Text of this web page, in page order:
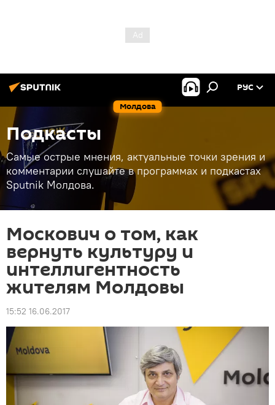
Молдова
РУС
Подкасты
Самые острые мнения, актуальные точки зрения и
комментарии слушайте в программах и подкастах
Sputnik Молдова.
Москович о том, как
вернуть культуру и
интеллигентность
жителям Молдовы
15:52 16.06.2017